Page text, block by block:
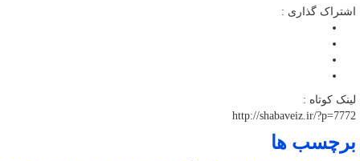
اشتراک گذاری :
لینک کوتاه :
http://shabaveiz.ir/?p=7772
برچسب ها